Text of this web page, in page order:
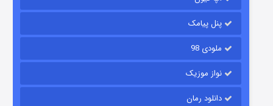
پنل پیامک
ملودی 98
نواز موزیک
دانلود رمان